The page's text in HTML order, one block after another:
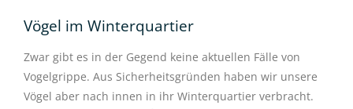
Vögel im Winterquartier
Zwar gibt es in der Gegend keine aktuellen Fälle von
Vogelgrippe. Aus Sicherheitsgründen haben wir unsere
Vögel aber nach innen in ihr Winterquartier verbracht.